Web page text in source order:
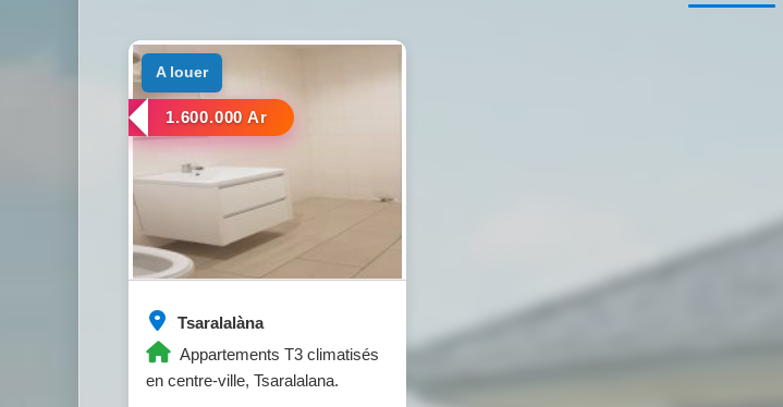
Tsaralalàna
Appartements T3 climatisés
en centre-ville, Tsaralalana.
a louer
1.600.000 Ar